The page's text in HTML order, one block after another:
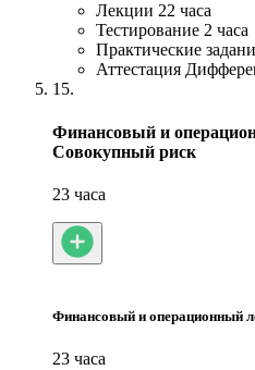
Лекции 22 часа
Тестирование 2 часа
Практические
Аттестация
15.
Финансовый и
Совокупный риск
23 часа
Финансовый и операционный
23 часа